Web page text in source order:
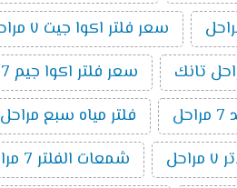
سعر فلتر اكوا جيت ٧ مراحل
تانك
سعر فلتر اكوا جيم 7 مراحل
فلتر مياه سبع مراحل
شمعات الفلتر 7 مراحل